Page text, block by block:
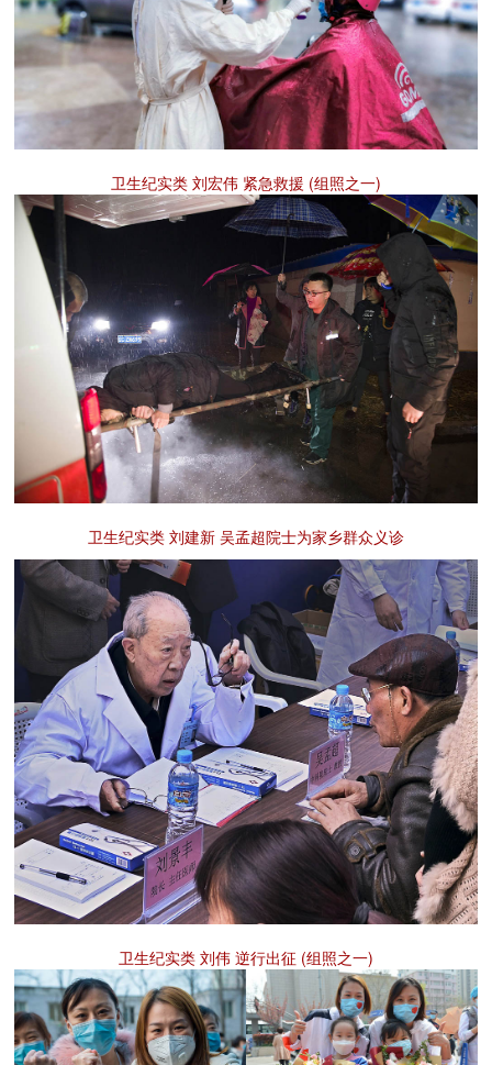
卫生纪实类 刘宏伟 紧急救援 (组照之一)
卫生纪实类 刘建新 吴孟超院士为家乡群众义诊
卫生纪实类 刘伟 逆行出征 (组照之一)